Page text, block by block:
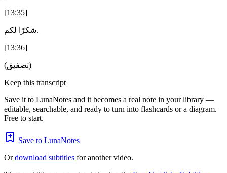
[13:35]
شكرًا لكم.
[13:36]
(تصفيق)
Keep this transcript
Save it to LunaNotes and it becomes a real note in your library —
editable, searchable, and ready to turn into flashcards or a diagram.
Free to start.
Save to LunaNotes
Ordownload subtitles for another video.